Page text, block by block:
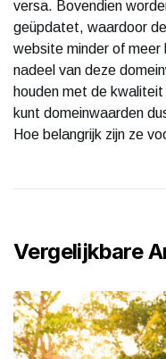
versa. Bovendien
geüpdatet, waardoor
website minder of meer
nadeel van deze
houden met de
kunt domeinwaarden
Hoe belangrijk zijn ze
Vergelijkbare